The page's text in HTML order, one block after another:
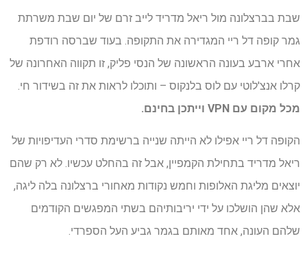
שבת בברצלונה מול ריאל מדריד לייב זרם של יום שבת משרתת
גמר קופה דל ריי המגדירה את התקופה. בעוד שברסה רודפת
אחרי ארבע בעונה הראשונה של הנסי פליק, זו תקווה האחרונה של
קרלו אנצ'לוטי עם לוס בלנקוס – ותוכלו לראות את זה בשידור חי.
מכל מקום עם VPN
וייתכן בחינם.
הקופה דל ריי אפילו לא הייתה שנייה ברשימת סדרי העדיפויות של
ריאל מדריד בתחילת הקמפיין, אבל זה בהחלט עכשיו. לא רק שהם
יוצאים מליגת האלופות וחמש נקודות מאחורי ברצלונה בלה ליגה,
אלא שהן הושלכו על ידי יריבותיהם בשתי המפגשים הקודמים
שלהם העונה, אחד מאותם בגמר גביע העל הספרדי.